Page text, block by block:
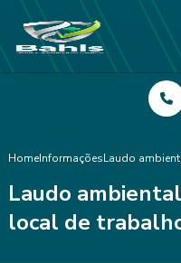
HomeInformaçõesLaudo
Laudo
local de